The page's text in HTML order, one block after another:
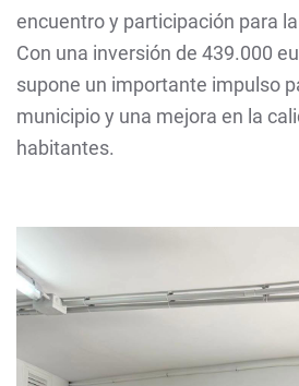
encuentro y participación para
Con una inversión de 439.000
supone un importante impulso
municipio y una mejora en la
habitantes.